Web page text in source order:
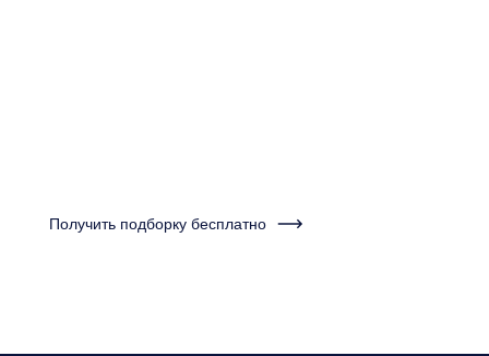
Получить подборку бесплатно